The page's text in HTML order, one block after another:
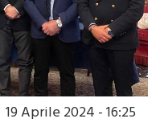
19 Aprile 2024 - 16:25